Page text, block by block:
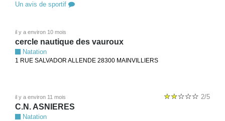
Un avis de sportif
il y a environ 10 mois
cercle nautique des vauroux
Natation
1 RUE SALVADOR ALLENDE 28300 MAINVILLIERS
il y a environ 11 mois 2/5
C.N. ASNIERES
Natation